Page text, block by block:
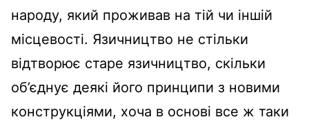
народу, який проживав на тій чи іншій
місцевості. Язичництво не стільки
відтворює старе язичництво, скільки
об’єднує деякі його принципи з новими
конструкціями, хоча в основі все ж таки